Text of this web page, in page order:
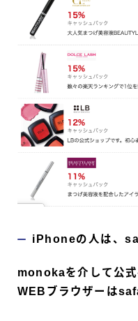
iPhoneの人は、
monokaを介して公
WEBブラウザーは